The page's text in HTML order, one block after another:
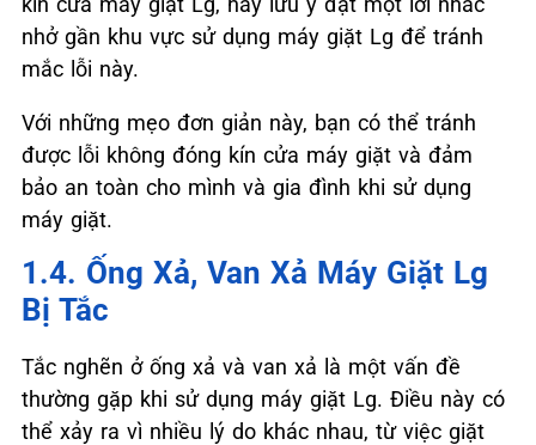
nhở gần khu vực sử dụng máy giặt Lg để tránh
mắc lỗi này.
Với những mẹo đơn giản này, bạn có thể tránh
được lỗi không đóng kín cửa máy giặt và đảm
bảo an toàn cho mình và gia đình khi sử dụng
máy giặt.
1.4. Ống Xả, Van Xả Máy Giặt Lg
Bị Tắc
Tắc nghẽn ở ống xả và van xả là một vấn đề
thường gặp khi sử dụng máy giặt Lg. Điều này có
thể xảy ra vì nhiều lý do khác nhau, từ việc giặt